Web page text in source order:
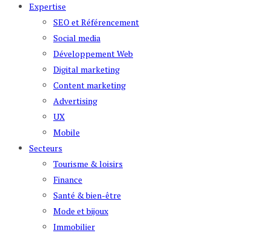
Expertise
SEO et Référencement
Social media
Développement Web
Digital marketing
Content marketing
Advertising
UX
Mobile
Secteurs
Tourisme & loisirs
Finance
Santé & bien-être
Mode et bijoux
Immobilier